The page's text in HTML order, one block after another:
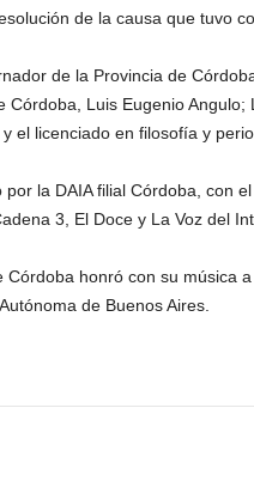
de la causa que tuvo
de la Provincia de
Córdoba, Luis Eugenio
el licenciado en filosofía y
por la DAIA filial Córdoba, con
3, El Doce y La Voz del
Córdoba honró con su música
de Buenos Aires.